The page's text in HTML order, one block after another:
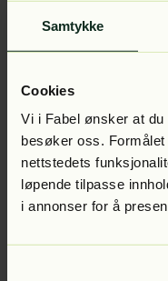
Samtykke
Cookies
Vi i Fabel ønsker at
besøker oss.
nettstedets
løpende tilpasse
i annonser for å